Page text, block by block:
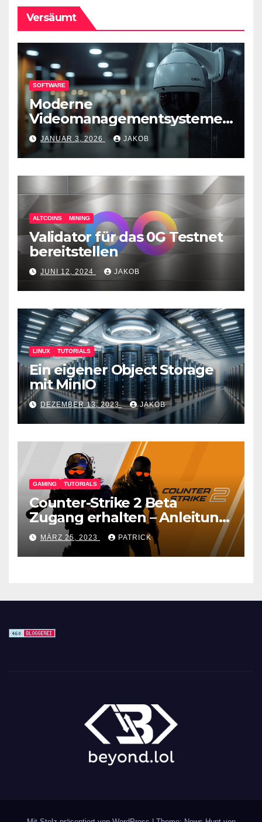
Versäumt
SOFTWARE
Moderne
Videomanagementsysteme
(VMS) – mehr als nur
Überwachungswerkzeuge
JANUAR 3, 2026 JAKOB
ALTCOINS MINING
Validator für das 0G Testnet
bereitstellen
JUNI 12, 2024 JAKOB
LINUX TUTORIALS
Ein eigener Object Storage
mit MinIO
DEZEMBER 13, 2023 JAKOB
GAMING TUTORIALS
Counter-Strike 2 Beta
Zugang erhalten – Anleitung
für den CS GO Nachfolger
MÄRZ 25, 2023 PATRICK